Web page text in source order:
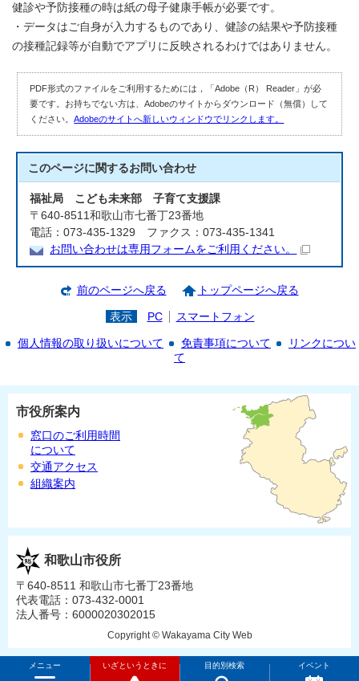
健診や予防接種の時は紙の母子健康手帳が必要です。
・データはご自身が入力するものであり、健診の結果や予防接種
の接種記録等が自動でアプリに反映されるわけではありません。
PDF形式のファイルをご利用するためには，「Adobe（R） Reader」が必
要です。お持ちでない方は、Adobeのサイトからダウンロード（無償）して
ください。Adobeのサイトへ新しいウィンドウでリンクします。
このページに関するお問い合わせ
福祉局 こども未来部 子育て支援課
〒640-8511和歌山市七番丁23番地
電話：073-435-1329 ファクス：073-435-1341
お問い合わせは専用フォームをご利用ください。
前のページへ戻る トップページへ戻る
表示 PC スマートフォン
個人情報の取り扱いについて 免責事項について
リンクについ
て
メニュー いざというときに 目的別検索 イベント
市役所案内
窓口のご利用時間
について
交通アクセス
組織案内
和歌山市役所
〒640-8511 和歌山市七番丁23番地
代表電話：073-432-0001
法人番号：6000020302015
Copyright © Wakayama City Web